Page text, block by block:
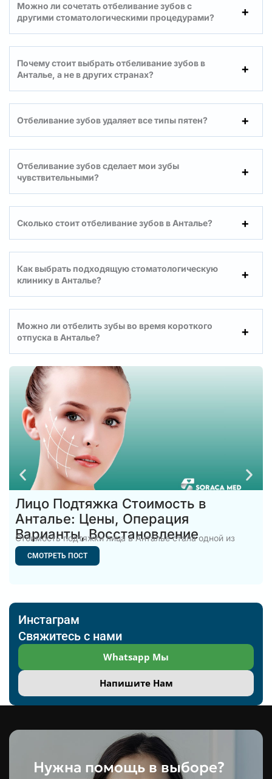
Можно ли сочетать отбеливание зубов с
другими стоматологическими процедурами?
Почему стоит выбрать отбеливание зубов в
Анталье, а не в других странах?
Отбеливание зубов удаляет все типы пятен?
Отбеливание зубов сделает мои зубы
чувствительными?
Сколько стоит отбеливание зубов в Анталье?
Как выбрать подходящую стоматологическую
клинику в Анталье?
Можно ли отбелить зубы во время короткого
отпуска в Анталье?
Лицо Подтяжка Стоимость в
Анталье: Цены, Операция
Варианты, Восстановление
Стоимость подтяжки лица в Анталье стала одной из
самых популярных
СМОТРЕТЬ ПОСТ
Инстаграм
Свяжитесь с нами
Whatsapp Мы
Напишите Нам
Нужна помощь в выборе?